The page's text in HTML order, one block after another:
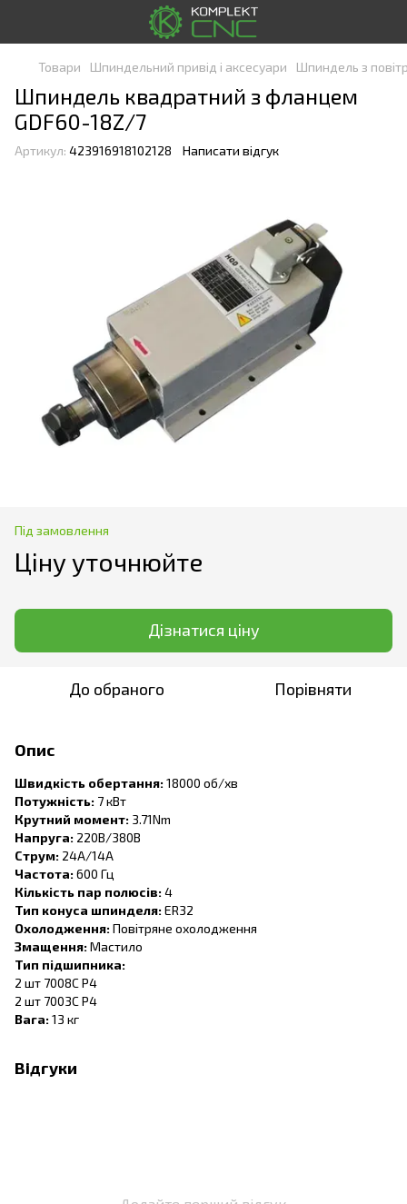
Товари Шпиндельний привід і аксесуари Шпиндель з
Шпиндель квадратний з фланцем
GDF60-18Z/7
Артикул: 423916918102128 Написати відгук
Під замовлення
Ціну уточнюйте
Дізнатися ціну
До обраного Порівняти
Опис
Швидкість обертання:18000 об/хв
Потужність: 7 кВт
Крутний момент: 3.71Nm
Напруга: 220В/380В
Струм: 24А/14А
Частота:600 Гц
Кількість пар полюсів:4
Тип конуса шпинделя:ER32
Охолодження:Повітряне охолодження
Змащення:Мастило
Тип підшипника:
2 шт 7008C P4
2 шт 7003С P4
Вага:13 кг
Відгуки